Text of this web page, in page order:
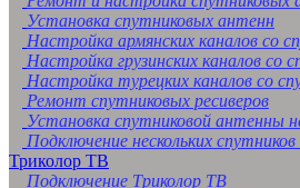
Установка спутниковых антенн
Настройка армянских каналов со
Настройка грузинских каналов со
Настройка турецких каналов со
Ремонт спутниковых ресиверов
Установка спутниковой антенны
Подключение нескольких
Триколор ТВ
Подключение Триколор ТВ